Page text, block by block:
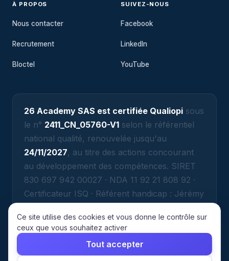
À PROPOS
Nous contacter
Recrutement
Bloctel
SUIVEZ-NOUS
Facebook
LinkedIn
YouTube
26 Academy SAS est certifiée Qualiopi sous
le n° 2411_CN_05760-V1 selon le référentiel
national qualité, renouvelée jusqu'au
24/11/2027, au titre des actions concourant
au développement des compétences. SIRET
830 697 942 00027 · NDA 11 92 21 808 92 ·
Certificateur ISQ · Référent handicap : Jérémy
© 2026 26 Academy. Tous droits réservés.
Ce site utilise des cookies et vous donne le contrôle sur
ceux que vous souhaitez activer
Tout accepter